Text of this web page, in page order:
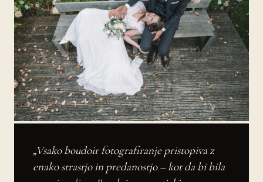
„Vsako boudoir fotografiranje pristopiva z
enako strastjo in predanostjo – kot da bi bila